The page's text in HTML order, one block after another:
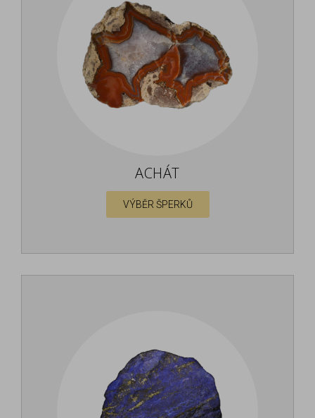
ACHÁT
VÝBĚR ŠPERKŮ